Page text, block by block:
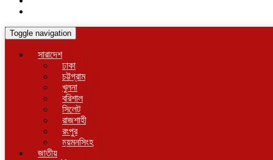
Toggle navigation
সারাদেশ
ঢাকা
চট্টগ্রাম
খুলনা
বরিশাল
সিলেট
রাজশাহী
রংপুর
ময়মনসিংহ
জাতীয়